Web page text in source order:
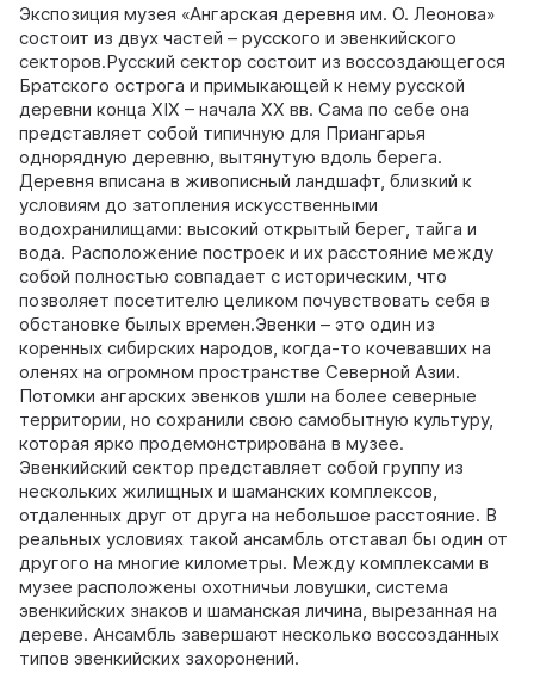
Экспозиция музея «Ангарская деревня им. О. Леонова»
состоит из двух частей – русского и эвенкийского
секторов.Русский сектор состоит из воссоздающегося
Братского острога и примыкающей к нему русской
деревни конца XIX – начала XX вв. Сама по себе она
представляет собой типичную для Приангарья
однорядную деревню, вытянутую вдоль берега.
Деревня вписана в живописный ландшафт, близкий к
условиям до затопления искусственными
водохранилищами: высокий открытый берег, тайга и
вода. Расположение построек и их расстояние между
собой полностью совпадает с историческим, что
позволяет посетителю целиком почувствовать себя в
обстановке былых времен.Эвенки – это один из
коренных сибирских народов, когда-то кочевавших на
оленях на огромном пространстве Северной Азии.
Потомки ангарских эвенков ушли на более северные
территории, но сохранили свою самобытную культуру,
которая ярко продемонстрирована в музее.
Эвенкийский сектор представляет собой группу из
нескольких жилищных и шаманских комплексов,
отдаленных друг от друга на небольшое расстояние. В
реальных условиях такой ансамбль отставал бы один от
другого на многие километры. Между комплексами в
музее расположены охотничьи ловушки, система
эвенкийских знаков и шаманская личина, вырезанная на
дереве. Ансамбль завершают несколько воссозданных
типов эвенкийских захоронений.